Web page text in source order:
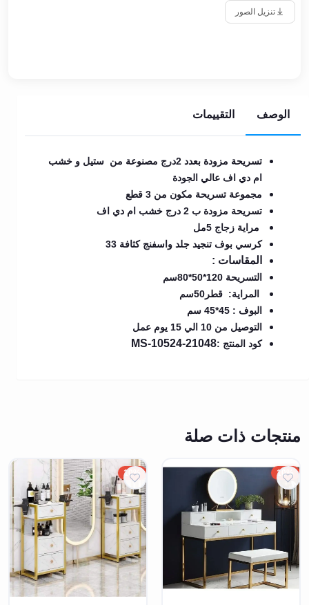
تنزيل الصور
الوصف التقييمات
تسريحة مزودة بعدد 2درج مصنوعة من ستيل و خشب
ام دي اف عالي الجودة
مجموعة تسريحة مكون من 3 قطع
تسريحة مزودة ب 2 درج خشب ام دي اف
مراية زجاج 5مل
كرسي بوف تنجيد جلد واسفنج كثافة 33
المقاسات :
التسريحة 120*50*80سم
المراية: قطر50سم
البوف : 45*45 سم
التوصيل من 10 الي 15 يوم عمل
كود المنتج :MS-10524-21048
منتجات ذات صلة
10%
10%